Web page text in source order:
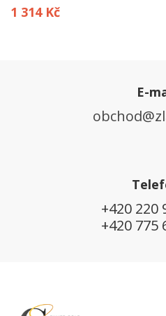
1 314 Kč
E-
+420 220
+420 775